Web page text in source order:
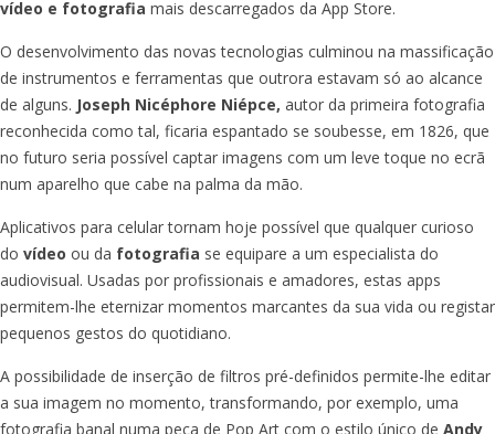
vídeo e fotografia mais descarregados da App Store.
O desenvolvimento das novas tecnologias culminou na massificação
de instrumentos e ferramentas que outrora estavam só ao alcance
de alguns. Joseph Nicéphore Niépce, autor da primeira fotografia
reconhecida como tal, ficaria espantado se soubesse, em 1826, que
no futuro seria possível captar imagens com um leve toque no ecrã
num aparelho que cabe na palma da mão.
Aplicativos para celular tornam hoje possível que qualquer curioso
do vídeo ou da fotografia se equipare a um especialista do
audiovisual. Usadas por profissionais e amadores, estas apps
permitem-lhe eternizar momentos marcantes da sua vida ou registar
pequenos gestos do quotidiano.
A possibilidade de inserção de filtros pré-definidos permite-lhe editar
a sua imagem no momento, transformando, por exemplo, uma
fotografia banal numa peça de Pop Art com o estilo único de Andy